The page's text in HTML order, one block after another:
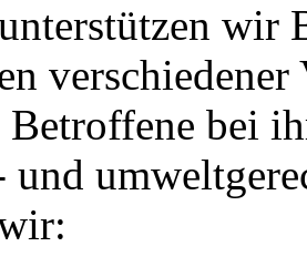
Betroffene bei
und